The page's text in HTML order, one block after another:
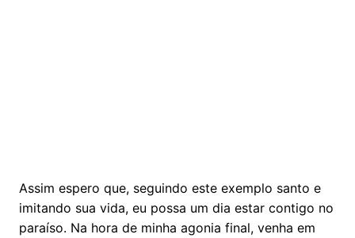
Assim espero que, seguindo este exemplo santo e
imitando sua vida, eu possa um dia estar contigo no
paraíso. Na hora de minha agonia final, venha em